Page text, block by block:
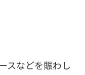
スなどを賑わし